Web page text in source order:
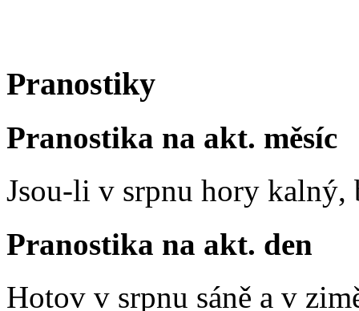
Pranostiky
Pranostika na akt. měsíc
Jsou-li v srpnu hory
Pranostika na akt. den
Hotov v srpnu sáně a v